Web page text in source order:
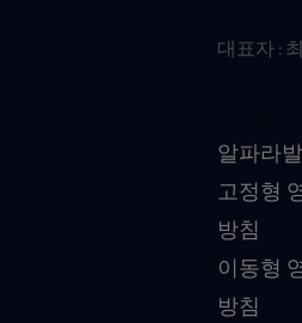
대표자 :
알파라
고정형
방침
이동형
방침